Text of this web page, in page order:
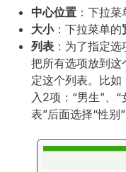
中心位置 ：下拉
大小：下拉菜单的
列表 ：为了指定
把所有选项放到这
定这个列表。比如
入2项：“男生”、
表”后面选择“性别”